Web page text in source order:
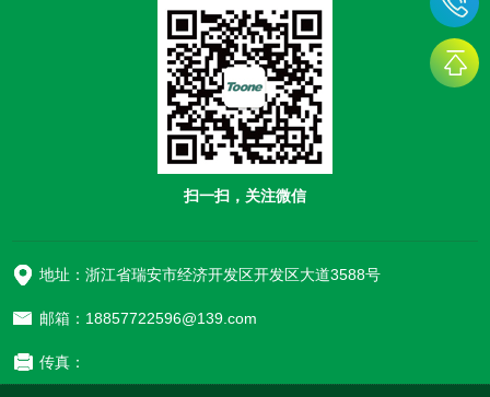
扫一扫，关注微信
地址：浙江省瑞安市经济开发区开发区大道3588号
邮箱：18857722596@139.com
传真：